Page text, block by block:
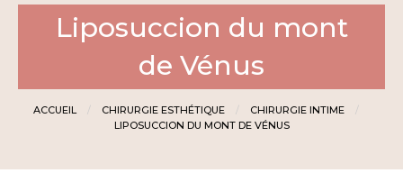
Liposuccion du mont
de Vénus
ACCUEIL CHIRURGIE ESTHÉTIQUE
CHIRURGIE INTIME
LIPOSUCCION DU MONT DE VÉNUS